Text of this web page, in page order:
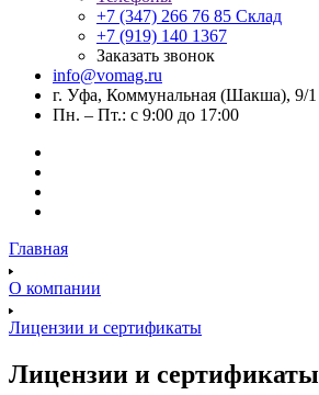
+7 (347) 266 76 85 Склад
+7 (919) 140 1367
Заказать звонок
info@vomag.ru
г. Уфа, Коммунальная (Шакша), 9/1
Пн. – Пт.: с 9:00 до 17:00
Главная
О компании
Лицензии и сертификаты
Лицензии и сертификаты